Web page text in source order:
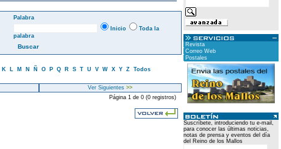
Palabra
Inicio
Toda la
palabra
K L M N Ñ O P Q R S T U V W X Y Z Todos
Ver Siguientes >>
Página 1 de 0 (0 registros)
Revista
Correo Web
Postales
Suscríbete, introduciendo tu e-mail,
para conocer las últimas noticias,
notas de prensa y eventos del día
del Reino de los Mallos